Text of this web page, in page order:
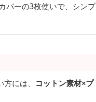
バーの3枚使いで、シンプ
には、 コットン素材×プ